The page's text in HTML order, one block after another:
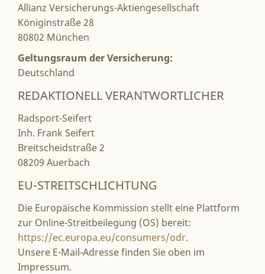
Allianz Versicherungs-Aktiengesellschaft
Königinstraße 28
80802 München
Geltungsraum der Versicherung:
Deutschland
REDAKTIONELL VERANTWORTLICHER
Radsport-Seifert
Inh. Frank Seifert
Breitscheidstraße 2
08209 Auerbach
EU-STREITSCHLICHTUNG
Die Europäische Kommission stellt eine Plattform
zur Online-Streitbeilegung (OS) bereit:
https://ec.europa.eu/consumers/odr.
Unsere E-Mail-Adresse finden Sie oben im
Impressum.